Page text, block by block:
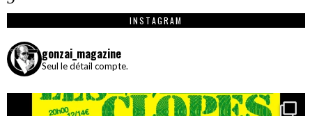
INSTAGRAM
gonzai_magazine
Seul le détail compte.